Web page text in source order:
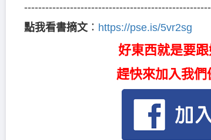
點我看書摘文： https://pse.is/5vr2sg
好東西就是要
趕快來加入我